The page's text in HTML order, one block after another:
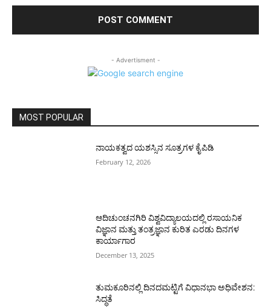
- Advertisment -
MOST POPULAR
ನಾಯಕತ್ವದ ಯಶಸ್ಸಿನ ಸೂತ್ರಗಳ ಕೈಪಿಡಿ
February 12, 2026
ಆದಿಚುಂಚನಗಿರಿ ವಿಶ್ವವಿದ್ಯಾಲಯದಲ್ಲಿ ರಸಾಯನಿಕ
ವಿಜ್ಞಾನ ಮತ್ತು ತಂತ್ರಜ್ಞಾನ ಕುರಿತ ಎರಡು ದಿನಗಳ
ಕಾರ್ಯಾಗಾರ
December 13, 2025
ತುಮಕೂರಿನಲ್ಲಿ ದಿನದಮಟ್ಟಿಗೆ ವಿಧಾನಭಾ ಅಧಿವೇಶನ:
ಸಿದ್ಧತೆ